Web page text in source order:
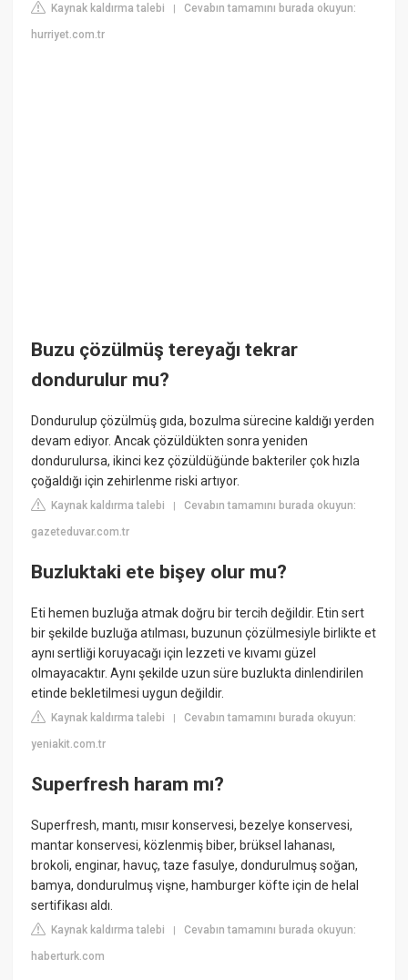
Kaynak kaldırma talebi |Cevabın tamamını burada okuyun:
hurriyet.com.tr
Buzu çözülmüş tereyağı tekrar
dondurulur mu?
Dondurulup çözülmüş gıda, bozulma sürecine kaldığı yerden
devam ediyor. Ancak çözüldükten sonra yeniden
dondurulursa, ikinci kez çözüldüğünde bakteriler çok hızla
çoğaldığı için zehirlenme riski artıyor.
Kaynak kaldırma talebi |Cevabın tamamını burada okuyun:
gazeteduvar.com.tr
Buzluktaki ete bişey olur mu?
Eti hemen buzluğa atmak doğru bir tercih değildir. Etin sert
bir şekilde buzluğa atılması, buzunun çözülmesiyle birlikte et
aynı sertliği koruyacağı için lezzeti ve kıvamı güzel
olmayacaktır. Aynı şekilde uzun süre buzlukta dinlendirilen
etinde bekletilmesi uygun değildir.
Kaynak kaldırma talebi |Cevabın tamamını burada okuyun:
yeniakit.com.tr
Superfresh haram mı?
Superfresh, mantı, mısır konservesi, bezelye konservesi,
mantar konservesi, közlenmiş biber, brüksel lahanası,
brokoli, enginar, havuç, taze fasulye, dondurulmuş soğan,
bamya, dondurulmuş vişne, hamburger köfte için de helal
sertifikası aldı.
Kaynak kaldırma talebi |Cevabın tamamını burada okuyun:
haberturk.com